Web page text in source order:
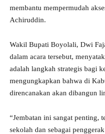
membantu mempermudah
Achiruddin.
Wakil Bupati Boyolali, Dwi
dalam acara tersebut,
adalah langkah strategis bagi
mengungkapkan bahwa di
direncanakan akan dibangun
“Jembatan ini sangat penting,
sekolah dan sebagai